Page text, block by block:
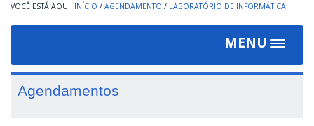
INÍCIO / AGENDAMENTO / LABORATÓRIO DE INFORMÁTICA
MENU
Toggle
Agendamentos